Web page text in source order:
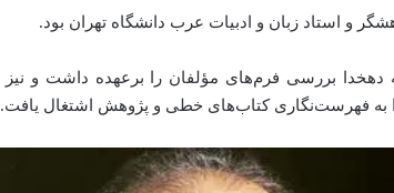
به فهرست‌نگاری کتاب‌های خطی و پژوهش اشتغال یافت.